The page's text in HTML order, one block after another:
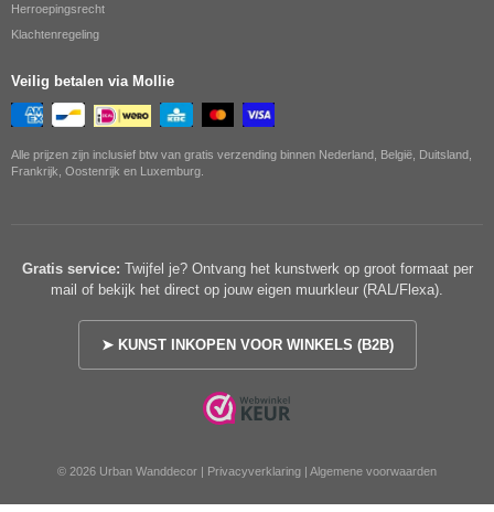
Herroepingsrecht
Klachtenregeling
Veilig betalen via Mollie
Alle prijzen zijn inclusief btw van gratis verzending binnen Nederland, België, Duitsland,
Frankrijk, Oostenrijk en Luxemburg.
Gratis service: Twijfel je? Ontvang het kunstwerk op groot formaat per
mail of bekijk het direct op jouw eigen muurkleur (RAL/Flexa).
➤ KUNST INKOPEN VOOR WINKELS (B2B)
© 2026 Urban Wanddecor | Privacyverklaring | Algemene voorwaarden